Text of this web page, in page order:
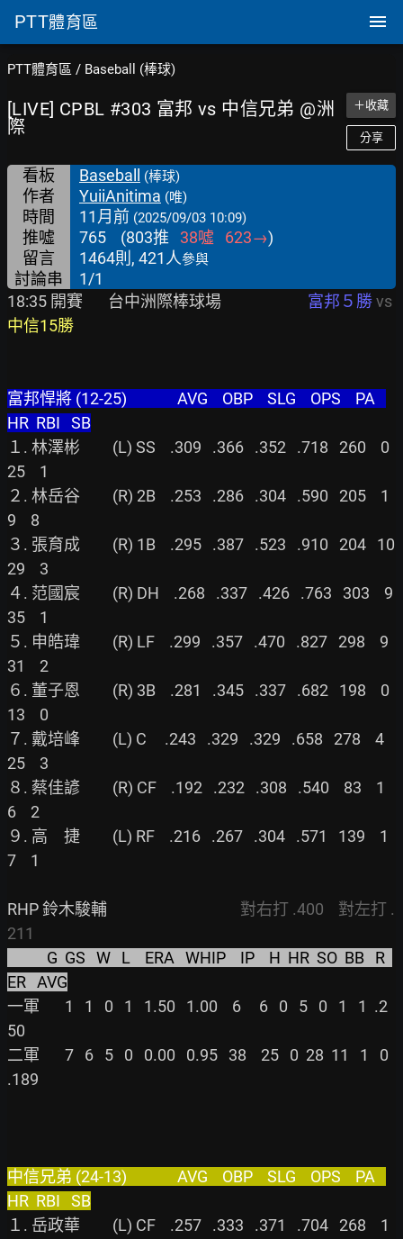
PTT體育區
PTT體育區 / Baseball (棒球)
[LIVE] CPBL #303 富邦 vs 中信兄弟 @洲
際
＋收藏
分享
看板 Baseball (棒球)
作者 YuiiAnitima (唯)
時間 11月前 (2025/09/03 10:09)
推噓 765 (803推 38噓 623→)
留言
1464則, 421人參與
討論串
1/1
18:35 開賽       台中洲際棒球場 富邦５勝
中信15勝
富邦悍將 (12-25)              AVG    OBP    SLG    OPS    PA
HR  RBI   SB
１. 林澤彬         (L) SS    .309   .366   .352   .718   260    0
25    1
２. 林岳谷         (R) 2B    .253   .286   .304   .590   205    1
9    8
３. 張育成         (R) 1B    .295   .387   .523   .910   204   10
29    3
４. 范國宸         (R) DH    .268   .337   .426   .763   303    9
35    1
５. 申皓瑋         (R) LF    .299   .357   .470   .827   298    9
31    2
６. 董子恩         (R) 3B    .281   .345   .337   .682   198    0
13    0
７. 戴培峰         (L) C     .243   .329   .329   .658   278    4
25    3
８. 蔡佳諺         (R) CF    .192   .232   .308   .540    83    1
6    2
９. 高　捷         (L) RF    .216   .267   .304   .571   139    1
7    1
RHP 鈴木駿輔 對右打 .400    對左打 .
211
ER   AVG
一軍       1   1   0   1   1.50   1.00    6     6   0   5   0   1   1  .2
50
二軍       7   6   5   0   0.00   0.95   38    25   0  28  11   1   0
.189
中信兄弟 (24-13)              AVG    OBP    SLG    OPS    PA
HR  RBI   SB
１. 岳政華         (L) CF    .257   .333   .371   .704   268    1